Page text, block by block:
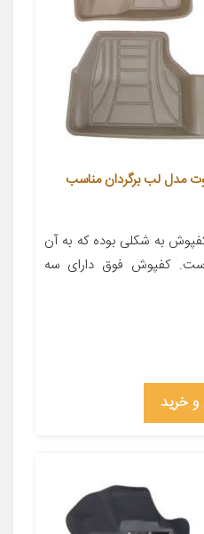
مدل لب برگردان مناسب
به شکلی بوده که به آن
کفپوش فوق دارای سه
و خرید